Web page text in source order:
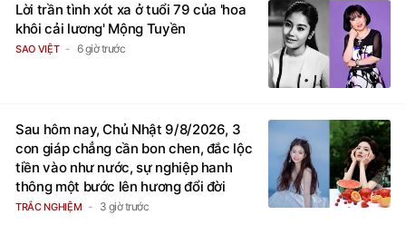
Lời trần tình xót xa ở tuổi 79 của 'hoa
khôi cải lương' Mộng Tuyền
SAO VIỆT 6 giờ trước
Sau hôm nay, Chủ Nhật 9/8/2026, 3
con giáp chẳng cần bon chen, đắc lộc
tiền vào như nước, sự nghiệp hanh
thông một bước lên hương đổi đời
TRẮC NGHIỆM 3 giờ trước